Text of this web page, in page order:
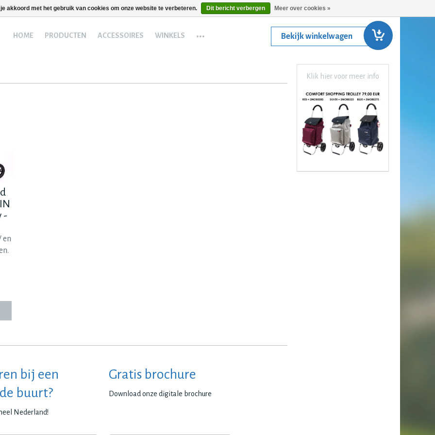
HOME PRODUCTEN ACCESSOIRES WINKELS ... Bekijk winkelwagen
-
en
bij een
buurt?
Nederland!
Gratis brochure
Download onze digitale brochure
Klik hier voor meer info
akkoord met het gebruik van cookies om onze website te verbeteren. Dit bericht verbergen Meer over cookies »